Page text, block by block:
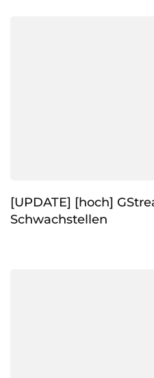
[UPDATE] [hoch]
Schwachstellen